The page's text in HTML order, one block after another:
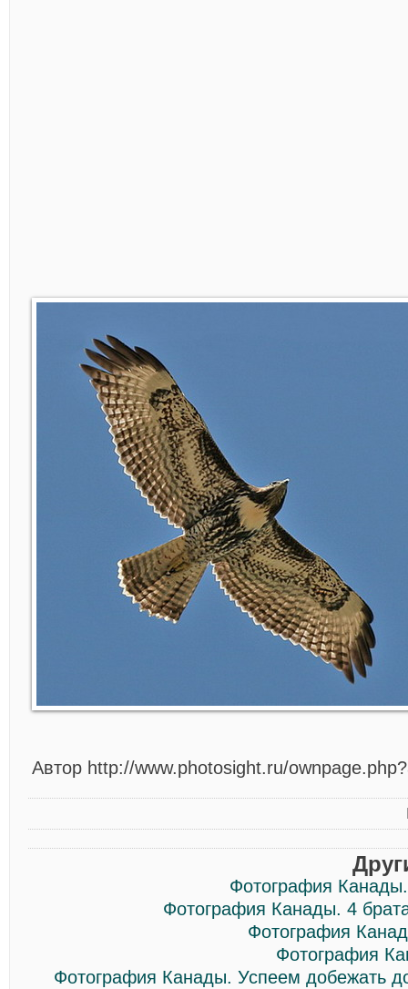
Автор http://www.photosight.ru/
Фотография
Фотография Канады. 4
Фотография
Фотография
Фотография Канады. Успеем добежать